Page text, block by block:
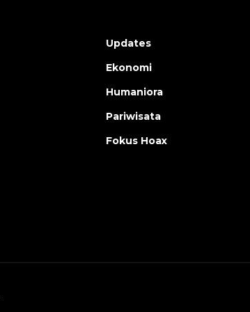
Updates
Ekonomi
Humaniora
Pariwisata
Fokus Hoax